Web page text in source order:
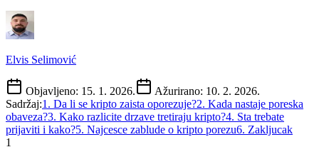
Elvis Selimović
Objavljeno: 15. 1. 2026. Ažurirano: 10. 2. 2026.
Sadržaj:1 . Da li se kripto zaista oporezuje?2. Kada nastaje poreska
obaveza?3. Kako razlicite drzave tretiraju kripto?4. Sta trebate
prijaviti i kako?5. Najcesce zablude o kripto porezu6. Zakljucak
1